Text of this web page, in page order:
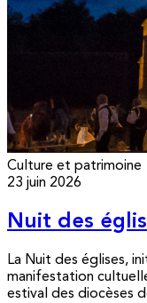
Culture et patrimoine
23 juin 2026
Nuit des
La Nuit des églises,
manifestation
estival des diocèses